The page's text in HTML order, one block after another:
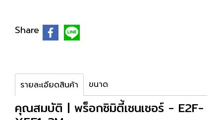
Share
รายละเอียดสินค้า ขนาด
คุณสมบัติ | พร็อกซิมิตี้เซนเซอร์ - E2F-